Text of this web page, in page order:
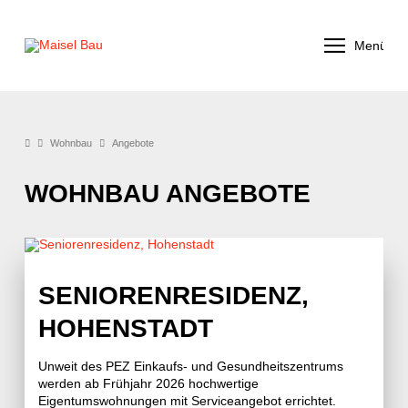
Menü
Wohnbau Angebote
WOHNBAU ANGEBOTE
SENIORENRESIDENZ,
HOHENSTADT
Unweit des PEZ Einkaufs- und Gesundheitszentrums
werden ab Frühjahr 2026 hochwertige
Eigentumswohnungen mit Serviceangebot errichtet.